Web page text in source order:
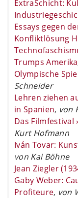
ExtraSchicht:
Essays gegen
Konfliktlösung
Trumps Amerika
Olympische
Schneider
Lehren ziehen
in Spanien, von
Das Filmfestival
Kurt Hofmann
Iván Tovar:
von Kai Böhne
Jean Ziegler
Gaby Weber:
Profiteure, von